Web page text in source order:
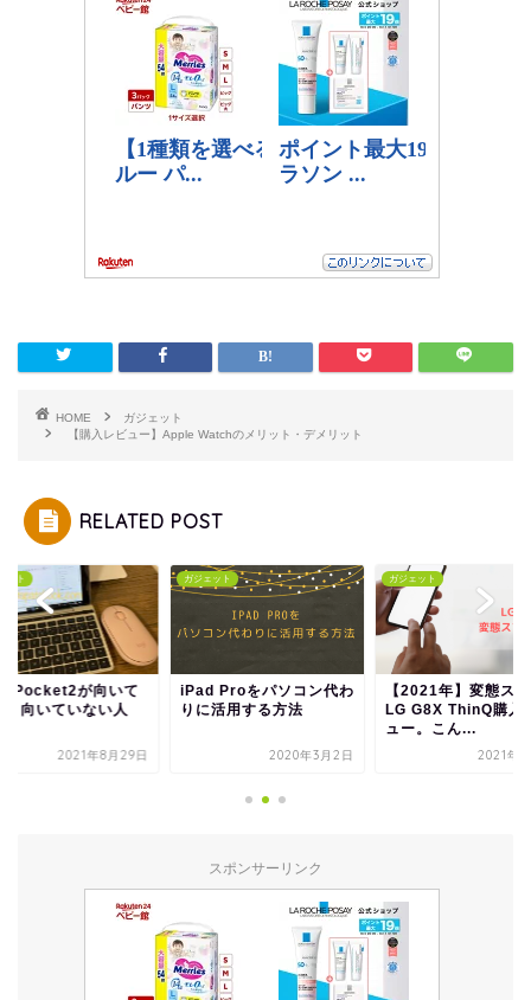
HOME
ガジェット
【購入レビュー】Apple Watchのメリット・デメリット
RELATED POST
ット
Pocket2が向いて
・向いていない人
2021年8月29日
ガジェット
iPad Proをパソコン代わ
りに活用する方法
2020年3月2日
ガジェット
【2021年】変態ス
LG G8X ThinQ購入
ュー。こん...
2021年1
スポンサーリンク